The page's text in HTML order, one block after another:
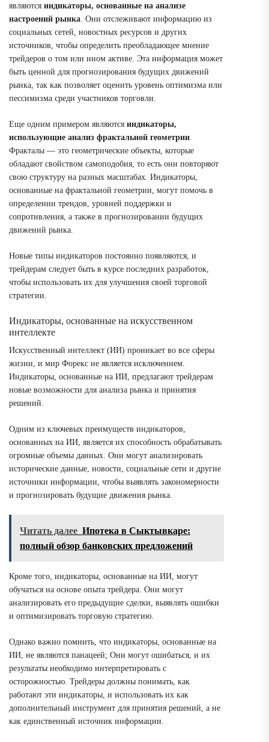
являются индикаторы, основанные на анализе
настроений рынка. Они отслеживают информацию из
социальных сетей, новостных ресурсов и других
источников, чтобы определить преобладающее мнение
трейдеров о том или ином активе. Эта информация может
быть ценной для прогнозирования будущих движений
рынка, так как позволяет оценить уровень оптимизма или
пессимизма среди участников торговли.
Еще одним примером являются индикаторы,
использующие анализ фрактальной геометрии.
Фракталы ― это геометрические объекты, которые
обладают свойством самоподобия, то есть они повторяют
свою структуру на разных масштабах. Индикаторы,
основанные на фрактальной геометрии, могут помочь в
определении трендов, уровней поддержки и
сопротивления, а также в прогнозировании будущих
движений рынка.
Новые типы индикаторов постоянно появляются, и
трейдерам следует быть в курсе последних разработок,
чтобы использовать их для улучшения своей торговой
стратегии.
Индикаторы, основанные на искусственном
интеллекте
Искусственный интеллект (ИИ) проникает во все сферы
жизни, и мир Форекс не является исключением.
Индикаторы, основанные на ИИ, предлагают трейдерам
новые возможности для анализа рынка и принятия
решений.
Одним из ключевых преимуществ индикаторов,
основанных на ИИ, является их способность обрабатывать
огромные объемы данных. Они могут анализировать
исторические данные, новости, социальные сети и другие
источники информации, чтобы выявлять закономерности
и прогнозировать будущие движения рынка.
Читать далее Ипотека в Сыктывкаре:
полный обзор банковских предложений
Кроме того, индикаторы, основанные на ИИ, могут
обучаться на основе опыта трейдера. Они могут
анализировать его предыдущие сделки, выявлять ошибки
и оптимизировать торговую стратегию.
Однако важно помнить, что индикаторы, основанные на
ИИ, не являются панацеей; Они могут ошибаться, и их
результаты необходимо интерпретировать с
осторожностью. Трейдеры должны понимать, как
работают эти индикаторы, и использовать их как
дополнительный инструмент для принятия решений, а не
как единственный источник информации.